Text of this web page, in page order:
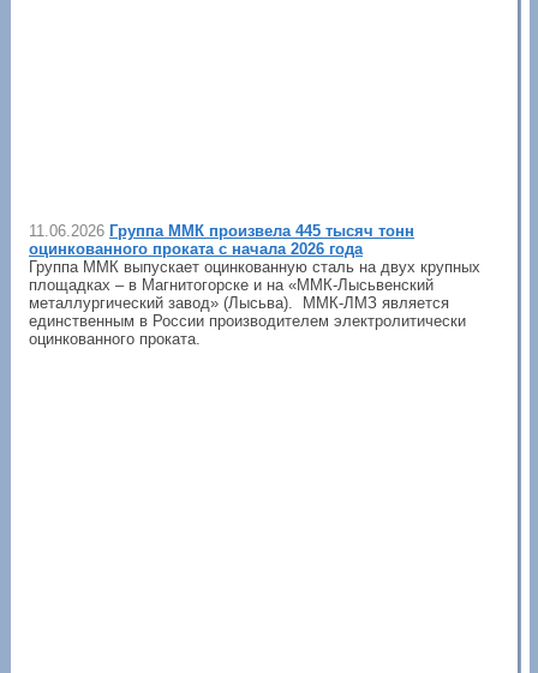
11.06.2026 Группа ММК произвела 445 тысяч тонн
оцинкованного проката с начала 2026 года
Группа ММК выпускает оцинкованную сталь на двух крупных
площадках – в Магнитогорске и на «ММК-Лысьвенский
металлургический завод» (Лысьва). ММК-ЛМЗ является
единственным в России производителем электролитически
оцинкованного проката.